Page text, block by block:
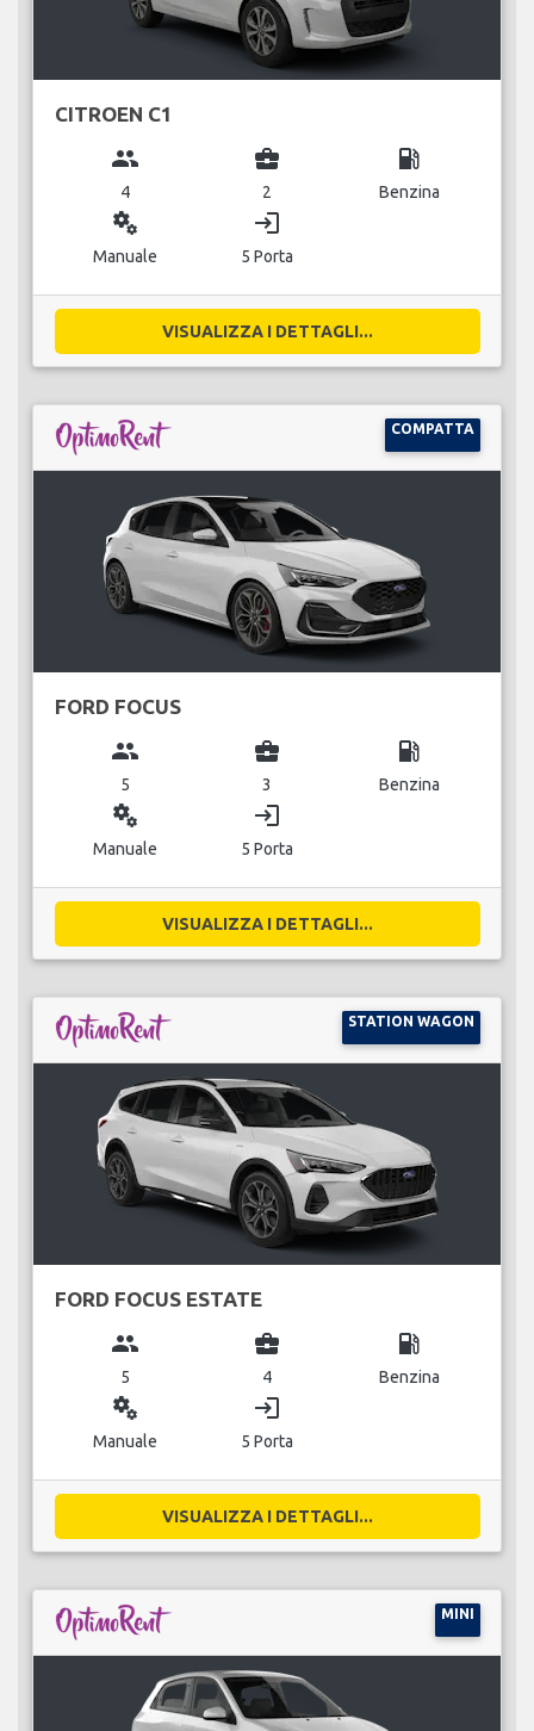
CITROEN C1
group
4
business_center
2
local_gas_station
Benzina
miscellaneous_services
Manuale
login
5 Porta
VISUALIZZA I DETTAGLI...
COMPATTA
FORD FOCUS
group
5
business_center
3
local_gas_station
Benzina
miscellaneous_services
Manuale
login
5 Porta
VISUALIZZA I DETTAGLI...
STATION WAGON
FORD FOCUS ESTATE
group
5
business_center
4
local_gas_station
Benzina
miscellaneous_services
Manuale
login
5 Porta
VISUALIZZA I DETTAGLI...
MINI